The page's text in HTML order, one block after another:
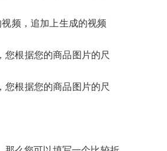
频，追加上生成的视频
根据您的商品图片的尺
根据您的商品图片的尺